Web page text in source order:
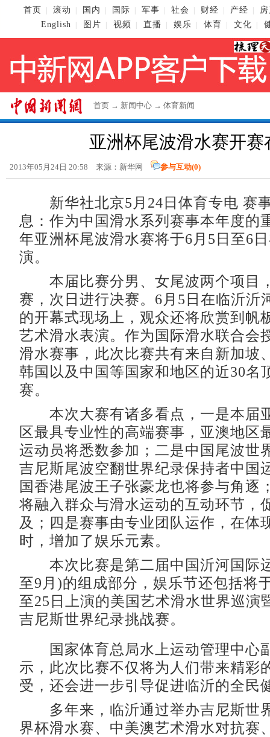
首页 滚动 国内 国际 军事 社会 财经 产经
English
图片 视频 直播 娱乐 体育 文化
首页 → 新闻中心 → 体育新闻
亚洲杯尾波滑水赛开赛
2013年05月24日 20:58 来源：新华网 参与互动(0)
新华社北京5月24日体育专电 赛
息：作为中国滑水系列赛事本年度的
年亚洲杯尾波滑水赛将于6月5日至6
演。
本届比赛分男、女尾波两个项目
赛，次日进行决赛。6月5日在临沂沂
的开幕式现场上，观众还将欣赏到帆
艺术滑水表演。作为国际滑水联合会
滑水赛事，此次比赛共有来自新加坡
韩国以及中国等国家和地区的近30名
赛。
本次大赛有诸多看点，一是本届
区最具专业性的高端赛事，亚澳地区
运动员将悉数参加；二是中国尾波世
吉尼斯尾波空翻世界纪录保持者中国
国香港尾波王子张豪龙也将参与角逐
将融入群众与滑水运动的互动环节，
及；四是赛事由专业团队运作，在体
时，增加了娱乐元素。
本次比赛是第二届中国沂河国际
至9月)的组成部分，娱乐节还包括将
至25日上演的美国艺术滑水世界巡演
吉尼斯世界纪录挑战赛。
国家体育总局水上运动管理中心
示，此次比赛不仅将为人们带来精彩
受，还会进一步引导促进临沂的全民
多年来，临沂通过举办吉尼斯世
界杯滑水赛、中美澳艺术滑水对抗赛